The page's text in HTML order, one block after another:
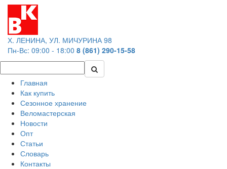
Х. ЛЕНИНА, УЛ. МИЧУРИНА 98
Пн-Вс: 09:00 - 18:00 8 (861) 290-15-58
Главная
Как купить
Сезонное хранение
Веломастерская
Новости
Опт
Статьи
Словарь
Контакты